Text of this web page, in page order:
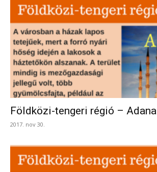
Földközi-tengeri régió – Adana
2017. nov 30.